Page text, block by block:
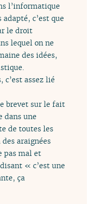
l’informatique
c’est que
le droit
lequel on ne
des idées,
c’est assez lié
brevet sur le fait
dans une
de toutes les
araignées
pas mal et
« c’est une
ça